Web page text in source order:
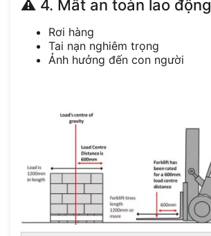
⚠️ 4. Mất an toàn lao động
Rơi hàng
Tai nạn nghiêm trọng
Ảnh hưởng đến con người